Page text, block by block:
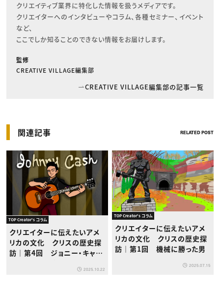
クリエイティブ業界に特化した情報を扱うメディアです。
クリエイターへのインタビューやコラム、各種セミナー、イベント
など、
ここでしか知ることのできない情報をお届けします。
監修
CREATIVE VILLAGE編集部
CREATIVE VILLAGE編集部の記事一覧
関連記事 RELATED POST
TOP Creator's コラム
クリエイターに伝えたいアメ
リカの文化 クリスの歴史探
訪｜第4回 ジョニー・キャッ
2025.10.22
TOP Creator's コラム
クリエイターに伝えたいアメ
リカの文化 クリスの歴史探
訪｜第1回 機械に勝った男
2025.07.15